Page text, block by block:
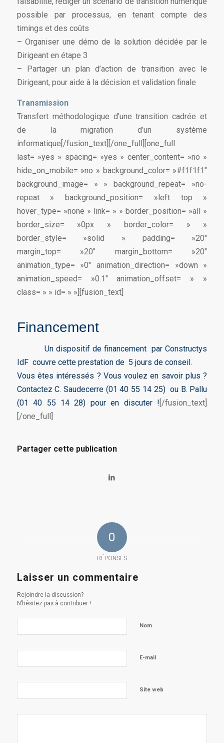
possible par processus, en tenant compte des
timings et des coûts
– Organiser une démo de la solution décidée par le
Dirigeant en étape 3
– Partager un plan d’action de transition avec le
Dirigeant, pour aide à la décision et validation finale
Transmission
Transfert méthodologique d’une transition cadrée et
de la migration d’un système
informatique[/fusion_text][/one_full][one_full
last= »yes » spacing= »yes » center_content= »no »
hide_on_mobile= »no » background_color= »#f1f1f1″
background_image= » » background_repeat= »no-
repeat » background_position= »left top »
hover_type= »none » link= » » border_position= »all »
border_size= »0px » border_color= » »
border_style= »solid » padding= »20″
margin_top= »20″ margin_bottom= »20″
animation_type= »0″ animation_direction= »down »
animation_speed= »0.1″ animation_offset= » »
class= » » id= » »][fusion_text]
Financement
Un dispositif de financement par Constructys
IdF couvre cette prestation de 5 jours de conseil.
Vous êtes intéressés ? Vous voulez en savoir plus ?
Contactez C. Saudecerre (01 40 55 14 25) ou B. Pallu
(01 40 55 14 28) pour en discuter ![/fusion_text]
[/one_full]
Partager cette publication
0
RÉPONSES
Laisser un commentaire
Rejoindre la discussion?
N’hésitez pas à contribuer !
Nom
E-mail
Site web